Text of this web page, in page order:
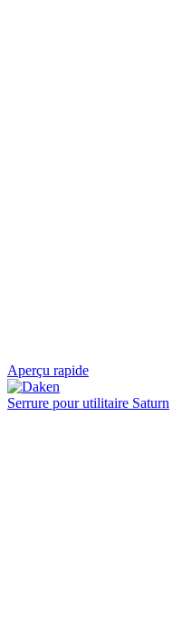
Aperçu rapide
Serrure pour utilitaire Saturn